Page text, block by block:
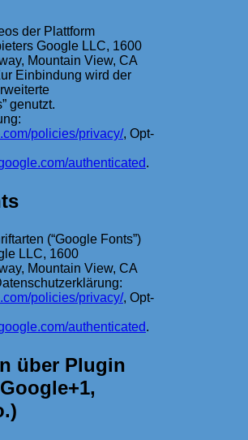
der Plattform
Google LLC, 1600
Mountain View, CA
Einbindung wird der
genutzt.
policies/privacy/, Opt-
authenticated.
(“Google Fonts”)
LLC, 1600
Mountain View, CA
policies/privacy/, Opt-
authenticated.
über Plugin